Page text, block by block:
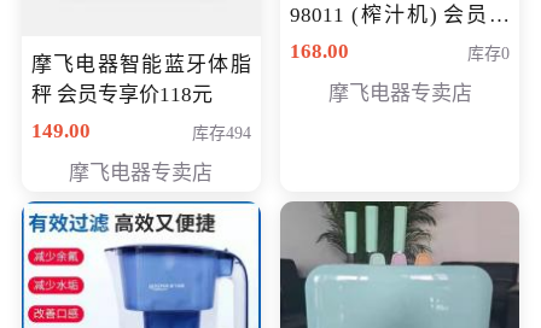
摩飞电器智能蓝牙体脂
秤 会员专享价118元
149.00
库存494
摩飞电器专卖店
98011 (榨汁机) 会员专
享价138元
168.00 库存0
摩飞电器专卖店